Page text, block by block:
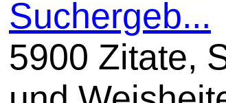
Suchergeb...
5900 Zitate,